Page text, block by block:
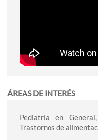
ÁREAS DE INTERÉS
Pediatría en
Trastornos de